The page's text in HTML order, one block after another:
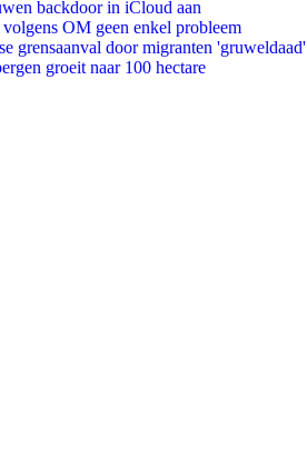
backdoor in iCloud aan
OM geen enkel probleem
grensaanval door migranten 'gruweldaad'
groeit naar 100 hectare